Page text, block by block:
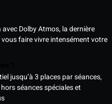
Dolby Atmos, la dernière
faire vivre intensément votre
jusqu’à 3 places par séances,
séances spéciales et